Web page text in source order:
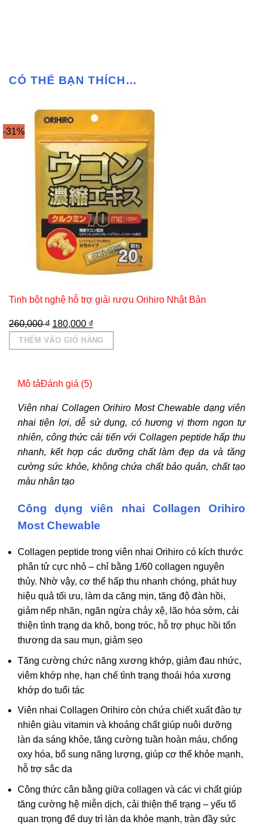
CÓ THỂ BẠN THÍCH…
-31%
Tinh bột nghệ hỗ trợ giải rượu Orihiro Nhật Bản
260,000₫ Giá
gốc
là:
180,000 ₫Giá
hiện
tại
THÊM VÀO GIỎ HÀNG
Mô tảĐánh giá (5)
Viên nhai Collagen Orihiro Most Chewable dạng viên
nhai tiện lợi, dễ sử dụng, có hương vị thơm ngon tự
nhiên, công thức cải tiến với Collagen peptide hấp thu
nhanh, kết hợp các dưỡng chất làm đẹp da và tăng
cường sức khỏe, không chứa chất bảo quản, chất tạo
màu nhân tạo
Công dụng viên nhai Collagen Orihiro
Most Chewable
Collagen peptide trong viên nhai Orihiro có kích thước
phân tử cực nhỏ – chỉ bằng 1/60 collagen nguyên
thủy. Nhờ vậy, cơ thể hấp thu nhanh chóng, phát huy
hiệu quả tối ưu, làm da căng mịn, tăng độ đàn hồi,
giảm nếp nhăn, ngăn ngừa chảy xệ, lão hóa sớm, cải
thiện tình trạng da khô, bong tróc, hỗ trợ phục hồi tổn
thương da sau mụn, giảm sẹo
Tăng cường chức năng xương khớp, giảm đau nhức,
viêm khớp nhẹ, hạn chế tình trạng thoái hóa xương
khớp do tuổi tác
Viên nhai Collagen Orihiro còn chứa chiết xuất đào tự
nhiên giàu vitamin và khoáng chất giúp nuôi dưỡng
làn da sáng khỏe, tăng cường tuần hoàn máu, chống
oxy hóa, bổ sung năng lượng, giúp cơ thể khỏe mạnh,
hỗ trợ sắc da
Công thức cân bằng giữa collagen và các vi chất giúp
tăng cường hệ miễn dịch, cải thiện thể trạng – yếu tố
quan trọng để duy trì làn da khỏe mạnh, tràn đầy sức